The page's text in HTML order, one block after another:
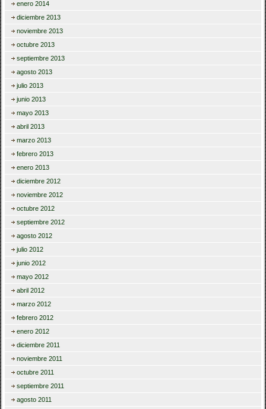
enero 2014
diciembre 2013
noviembre 2013
octubre 2013
septiembre 2013
agosto 2013
julio 2013
junio 2013
mayo 2013
abril 2013
marzo 2013
febrero 2013
enero 2013
diciembre 2012
noviembre 2012
octubre 2012
septiembre 2012
agosto 2012
julio 2012
junio 2012
mayo 2012
abril 2012
marzo 2012
febrero 2012
enero 2012
diciembre 2011
noviembre 2011
octubre 2011
septiembre 2011
agosto 2011